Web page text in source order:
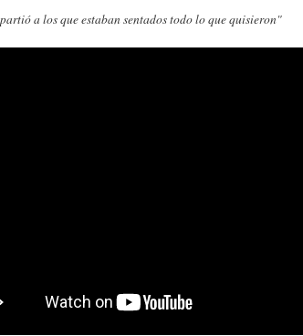
a los que estaban sentados todo lo que quisieron"